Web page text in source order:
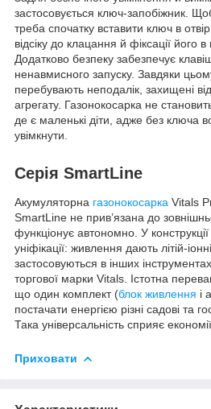
застосовується ключ-запобіжник.
треба спочатку вставити ключ в
відсіку до клацання й фіксації його
Додатково безпеку забезпечує
ненавмисного запуску. Завдяки
перебувають неподалік, захищені
агрегату. Газонокосарка не
де є маленькі діти, адже без ключа
увімкнути.
Серія SmartLine
Акумуляторна газонокосарка Vitals
SmartLine не прив’язана до
функціонує автономно. У
уніфікації: живлення дають літій-іонні
застосовуються в інших
торгової марки Vitals. Істотна
що один комплект (блок живлення і
постачати енергією різні садові та
Така універсальність сприяє
Приховати